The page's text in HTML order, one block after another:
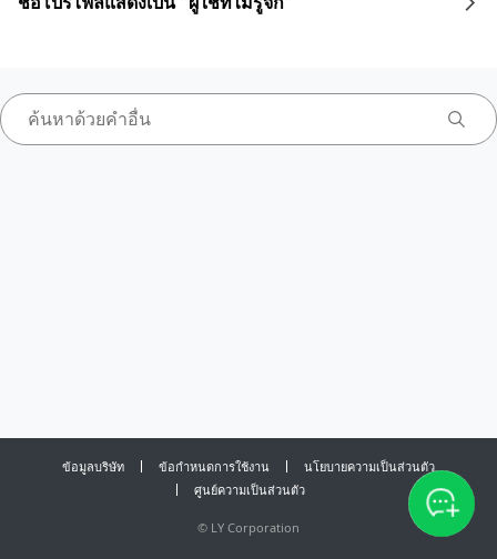
ข้อมูลบริษัท ข้อกำหนดการใช้งาน
นโยบายความเป็นส่วนตัว
ศูนย์ความเป็นส่วนตัว
© LY Corporation